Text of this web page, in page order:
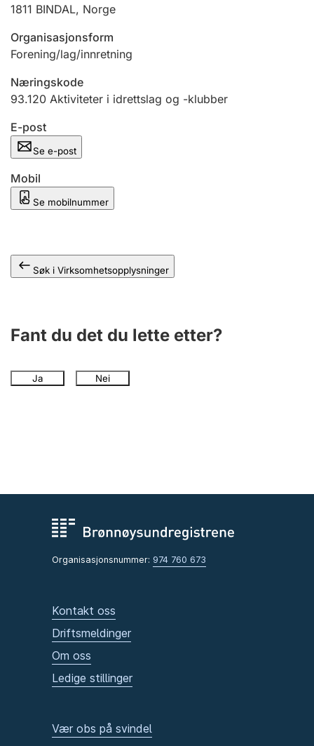
Ektepaktveileder
Andre tema
1811 BINDAL, Norge
Organisasjonsform
Forening/lag/innretning
Næringskode
93.120 Aktiviteter i idrettslag og -klubber
E-post
Se e-post
Mobil
Se mobilnummer
Søk i Virksomhetsopplysninger
Fant du det du lette etter?
Ja Nei
Organisasjonsnummer: 974 760 673
Kontakt oss
Driftsmeldinger
Om oss
Ledige stillinger
Vær obs på svindel